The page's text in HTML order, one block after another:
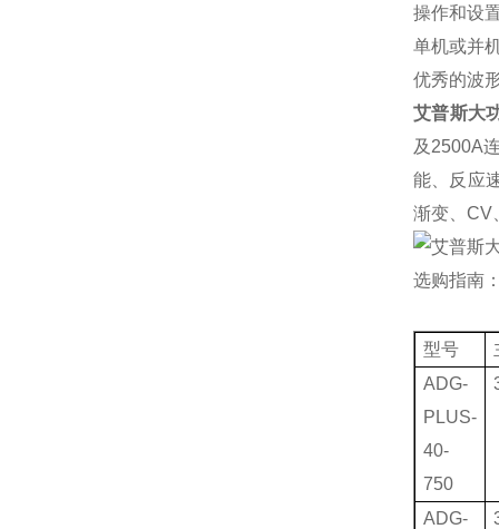
操作和设
单机或并
优秀的波
艾普斯大
及2500A
能、反应
渐变、CV
选购指南
型号
ADG-
PLUS-
40-
750
ADG-